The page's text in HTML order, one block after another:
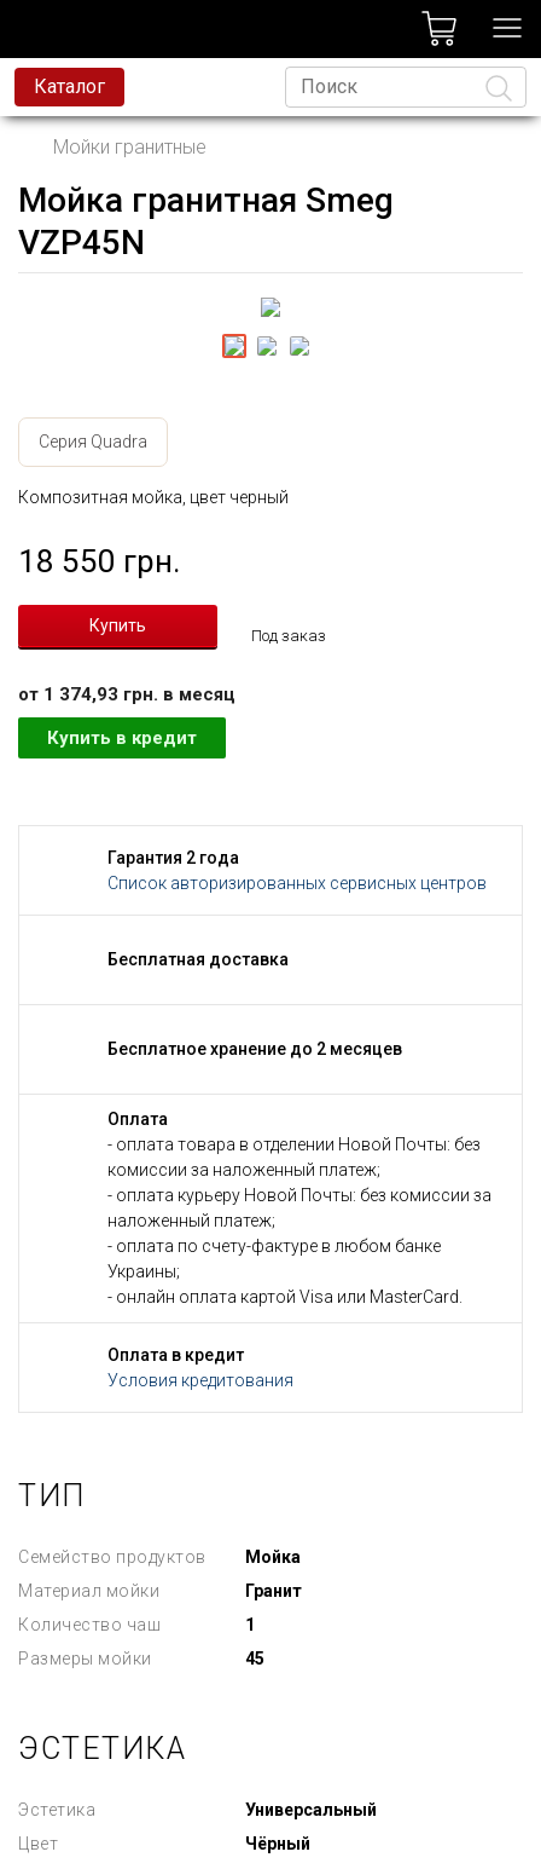
Каталог
Мойки гранитные
Мойка гранитная Smeg
VZP45N
Серия Quadra
Композитная мойка, цвет черный
18 550 грн.
Под заказ
от 1 374,93 грн. в месяц
Купить в кредит
Гарантия 2 года
Список авторизированных сервисных центров
Бесплатная доставка
Бесплатное хранение до 2 месяцев
Оплата
- оплата товара в отделении Новой Почты: без
комиссии за наложенный платеж;
- оплата курьеру Новой Почты: без комиссии за
наложенный платеж;
- оплата по счету-фактуре в любом банке
Украины;
- онлайн оплата картой Visa или MasterCard.
Оплата в кредит
Условия кредитования
ТИП
Семейство продуктов
Мойка
Материал мойки
Гранит
Количество чаш
1
Размеры мойки
45
ЭСТЕТИКА
Эстетика
Универсальный
Цвет
Чёрный